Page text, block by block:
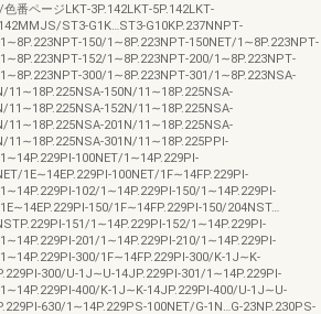
番ページLKT‐3P.142LKT‐5P.142LKT‐
ST3‐G1K…ST3‐G10KP.237NNPT‐
1∼8P.223NPT‐150NET/1∼8P.223NPT‐
1∼8P.223NPT‐200/1∼8P.223NPT‐
1∼8P.223NPT‐301/1∼8P.223NSA‐
11∼18P.225NSA‐150N/11∼18P.225NSA‐
11∼18P.225NSA‐152N/11∼18P.225NSA‐
11∼18P.225NSA‐201N/11∼18P.225NSA‐
11∼18P.225NSA‐301N/11∼18P.225PPI‐
1∼14P.229PI‐
1E∼14EP.229PI‐100NET/1F∼14FP.229PI‐
1∼14P.229PI‐150/1∼14P.229PI‐
1F∼14FP.229PI‐150/204NST…
1∼14P.229PI‐152/1∼14P.229PI‐
1∼14P.229PI‐210/1∼14P.229PI‐
1F∼14FP.229PI‐300/K‐1J∼K‐
U‐1J∼U‐14JP.229PI‐301/1∼14P.229PI‐
K‐1J∼K‐14JP.229PI‐400/U‐1J∼U‐
1∼14P.229PS‐100NET/G‐1N…G‐23NP.230PS‐